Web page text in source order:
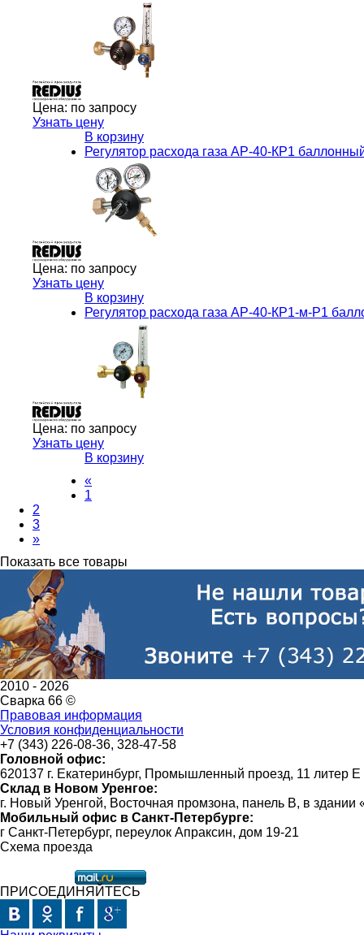
Цена: по запросу
Узнать цену
В корзину
Регулятор расхода газа АР-40-КР1
Цена: по запросу
Узнать цену
В корзину
Регулятор расхода газа АР-40-КР1-м-Р1
Цена: по запросу
Узнать цену
В корзину
«
1
2
3
»
Показать все товары
2010 - 2026
Сварка 66 ©
Правовая информация
Условия конфиденциальности
+7 (343) 226-08-36, 328-47-58
Головной офис:
620137 г. Екатеринбург, Промышленный проезд, 11 литер Е
Склад в Новом Уренгое:
г. Новый Уренгой, Восточная промзона, панель В, в
Мобильный офис в Санкт-Петербурге:
г Санкт-Петербург, переулок Апраксин, дом 19-21
Схема проезда
ПРИСОЕДИНЯЙТЕСЬ